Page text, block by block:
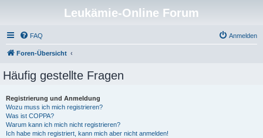
Leukämie-Online Forum
FAQ Anmelden
Foren-Übersicht
Häufig gestellte Fragen
Registrierung und Anmeldung
Wozu muss ich mich registrieren?
Was ist COPPA?
Warum kann ich mich nicht registrieren?
Ich habe mich registriert, kann mich aber nicht anmelden!